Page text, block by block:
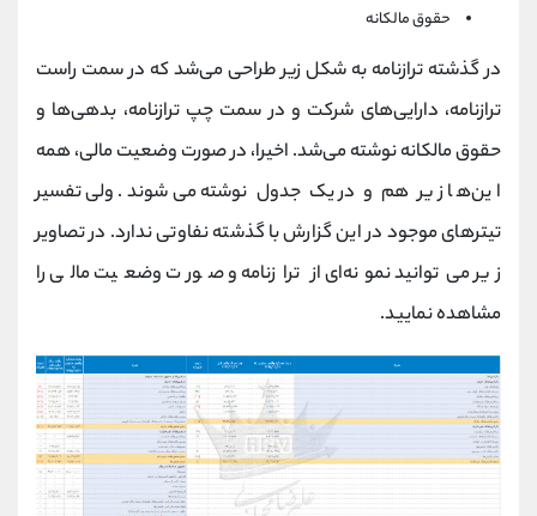
حقوق مالکانه
در گذشته ترازنامه به شکل زیر طراحی می‌شد که در سمت راست
ترازنامه، دارایی‌های شرکت و در سمت چپ ترازنامه، بدهی‌ها و
حقوق مالکانه نوشته می‌شد. اخیرا، در صورت وضعیت مالی، همه
این‌ها زیر هم و در یک جدول نوشته می‌شوند. ولی تفسیر
تیترهای موجود در این گزارش با گذشته نفاوتی ندارد. در تصاویر
زیر می‌توانید نمونه‌ای از ترازنامه و صورت وضعیت مالی را
مشاهده نمایید.